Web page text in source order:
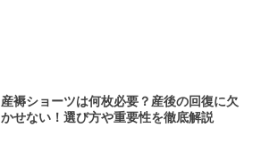
産褥ショーツは何枚必要？産後の回復に欠
かせない！選び方や重要性を徹底解説